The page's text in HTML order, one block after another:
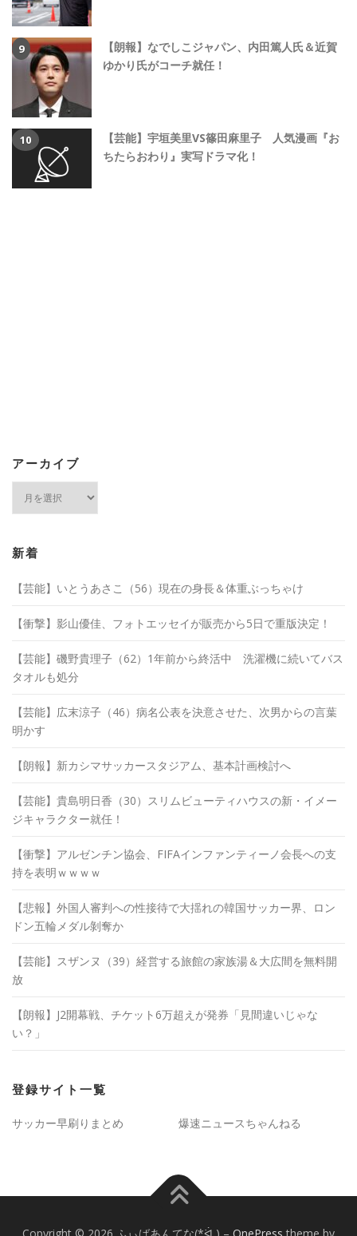
【朗報】なでしこジャパン、内田篤人氏＆近賀
ゆかり氏がコーチ就任！
【芸能】宇垣美里VS篠田麻里子 人気漫画『お
ちたらおわり』実写ドラマ化！
アーカイブ
ブ
新着
【芸能】いとうあさこ（56）現在の身長＆体重ぶっちゃけ
【衝撃】影山優佳、フォトエッセイが販売から5日で重版決定！
【芸能】磯野貴理子（62）1年前から終活中 洗濯機に続いてバス
タオルも処分
【芸能】広末涼子（46）病名公表を決意させた、次男からの言葉
明かす
【朗報】新カシマサッカースタジアム、基本計画検討へ
【芸能】貴島明日香（30）スリムビューティハウスの新・イメー
ジキャラクター就任！
【衝撃】アルゼンチン協会、FIFAインファンティーノ会長への支
持を表明ｗｗｗｗ
【悲報】外国人審判への性接待で大揺れの韓国サッカー界、ロン
ドン五輪メダル剝奪か
【芸能】スザンヌ（39）経営する旅館の家族湯＆大広間を無料開
放
【朗報】J2開幕戦、チケット6万超えが発券「見間違いじゃな
い？」
登録サイト一覧
サッカー早刷りまとめ 爆速ニュースちゃんねる